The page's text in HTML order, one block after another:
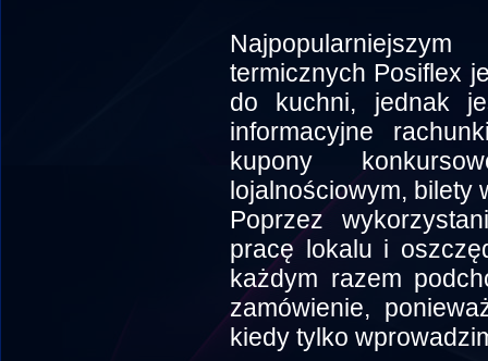
termicznych Posiflex
do kuchni, jednak
informacyjne
kupony
lojalnościowym, bilety
Poprzez
pracę lokalu i
każdym razem
zamówienie,
kiedy tylko